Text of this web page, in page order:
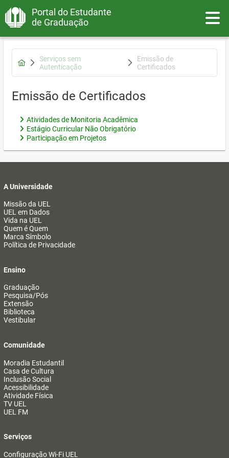
Portal do Estudante
de Graduação
Serviços sem
Autenticação
Emissão de
Certificados
Emissão de Certificados
Atividades de Monitoria Acadêmica
Estágio Curricular Não Obrigatório
Participação em Projetos
A Universidade
Missão da UEL
UEL em Dados
Vida na UEL
Quem é Quem
Marca Símbolo
Política de Privacidade
Ensino
Graduação
Pesquisa/Pós
Extensão
Biblioteca
Vestibular
Comunidade
Moradia Estudantil
Casa de Cultura
Inclusão Social
Acessibilidade
Atividade Física
TV UEL
UEL FM
Serviços
Configuração Wi-Fi UEL